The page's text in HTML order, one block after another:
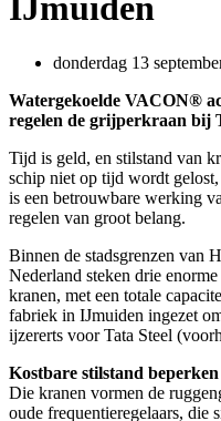
IJmuiden
donderdag 13
Watergekoelde VACON®
regelen de grijperkraan bij
Tijd is geld, en stilstand van
schip niet op tijd wordt
is een betrouwbare werking
regelen van groot belang.
Binnen de stadsgrenzen van
Nederland steken drie
kranen, met een totale
fabriek in IJmuiden ingezet
ijzererts voor Tata Steel
Kostbare stilstand beperken
Die kranen vormen de
oude frequentieregelaars, die